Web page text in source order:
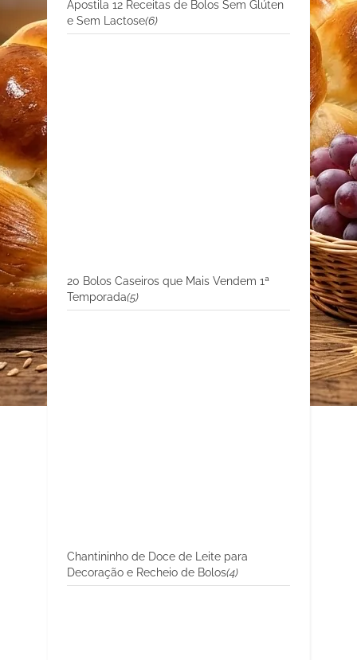
Apostila 12 Receitas de Bolos Sem Glúten
e Sem Lactose(6)
20 Bolos Caseiros que Mais Vendem 1ª
Temporada(5)
Chantininho de Doce de Leite para
Decoração e Recheio de Bolos(4)